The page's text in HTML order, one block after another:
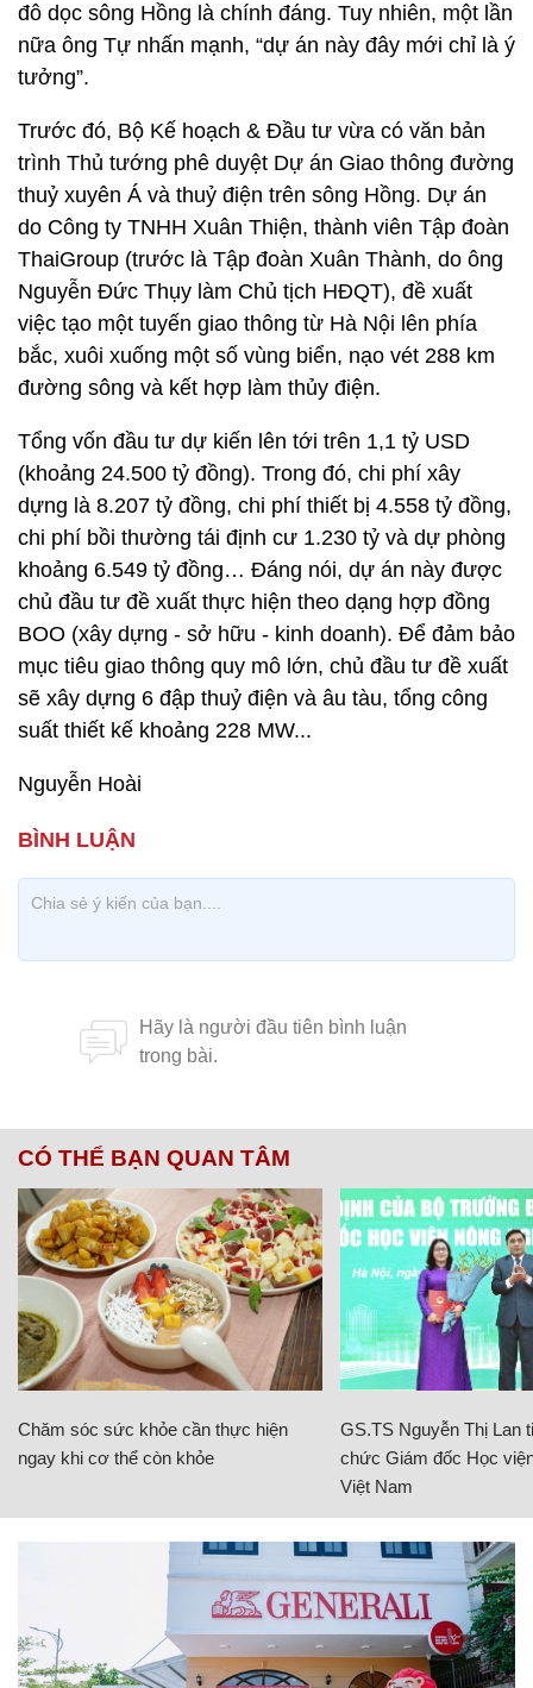
đô dọc sông Hồng là chính đáng. Tuy nhiên, một lần
nữa ông Tự nhấn mạnh, “dự án này đây mới chỉ là ý
tưởng”.
Trước đó, Bộ Kế hoạch & Đầu tư vừa có văn bản
trình Thủ tướng phê duyệt Dự án Giao thông đường
thuỷ xuyên Á và thuỷ điện trên sông Hồng. Dự án
do Công ty TNHH Xuân Thiện, thành viên Tập đoàn
ThaiGroup (trước là Tập đoàn Xuân Thành, do ông
Nguyễn Đức Thụy làm Chủ tịch HĐQT), đề xuất
việc tạo một tuyến giao thông từ Hà Nội lên phía
bắc, xuôi xuống một số vùng biển, nạo vét 288 km
đường sông và kết hợp làm thủy điện.
Tổng vốn đầu tư dự kiến lên tới trên 1,1 tỷ USD
(khoảng 24.500 tỷ đồng). Trong đó, chi phí xây
dựng là 8.207 tỷ đồng, chi phí thiết bị 4.558 tỷ đồng,
chi phí bồi thường tái định cư 1.230 tỷ và dự phòng
khoảng 6.549 tỷ đồng… Đáng nói, dự án này được
chủ đầu tư đề xuất thực hiện theo dạng hợp đồng
BOO (xây dựng - sở hữu - kinh doanh). Để đảm bảo
mục tiêu giao thông quy mô lớn, chủ đầu tư đề xuất
sẽ xây dựng 6 đập thuỷ điện và âu tàu, tổng công
suất thiết kế khoảng 228 MW...
Nguyễn Hoài
CÓ THỂ BẠN QUAN TÂM
Chăm sóc sức khỏe cần thực hiện
ngay khi cơ thể còn khỏe
GS.TS Nguyễn Thị Lan
chức Giám đốc Học
Việt Nam